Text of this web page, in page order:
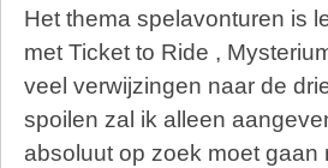
Het thema spelavonturen is
met Ticket to Ride ,
veel verwijzingen naar de
spoilen zal ik alleen
absoluut op zoek moet